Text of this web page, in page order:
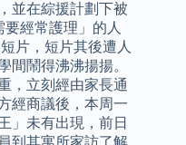
並在綜援計劃下被
經常護理」的人
片，短片其後遭人
間鬧得沸沸揚揚。
，立刻經由家長通
經商議後，本周一
」未有出現，前日
到其寓所家訪了解